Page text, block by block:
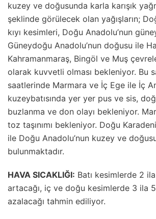
kuzey ve doğusunda karla karışık
şeklinde görülecek olan yağışların;
kıyı kesimleri, Doğu Anadolu’nun
Güneydoğu Anadolu’nun doğusu ile
Kahramanmaraş, Bingöl ve Muş
olarak kuvvetli olması bekleniyor. Bu
saatlerinde Marmara ve İç Ege ile İç
kuzeybatısında yer yer pus ve sis,
buzlanma ve don olayı bekleniyor.
toz taşınımı bekleniyor. Doğu
ile Doğu Anadolu’nun kuzey ve
bulunmaktadır.
HAVA SICAKLIĞI: Batı kesimlerde 2
artacağı, iç ve doğu kesimlerde 3 ila
azalacağı tahmin ediliyor.